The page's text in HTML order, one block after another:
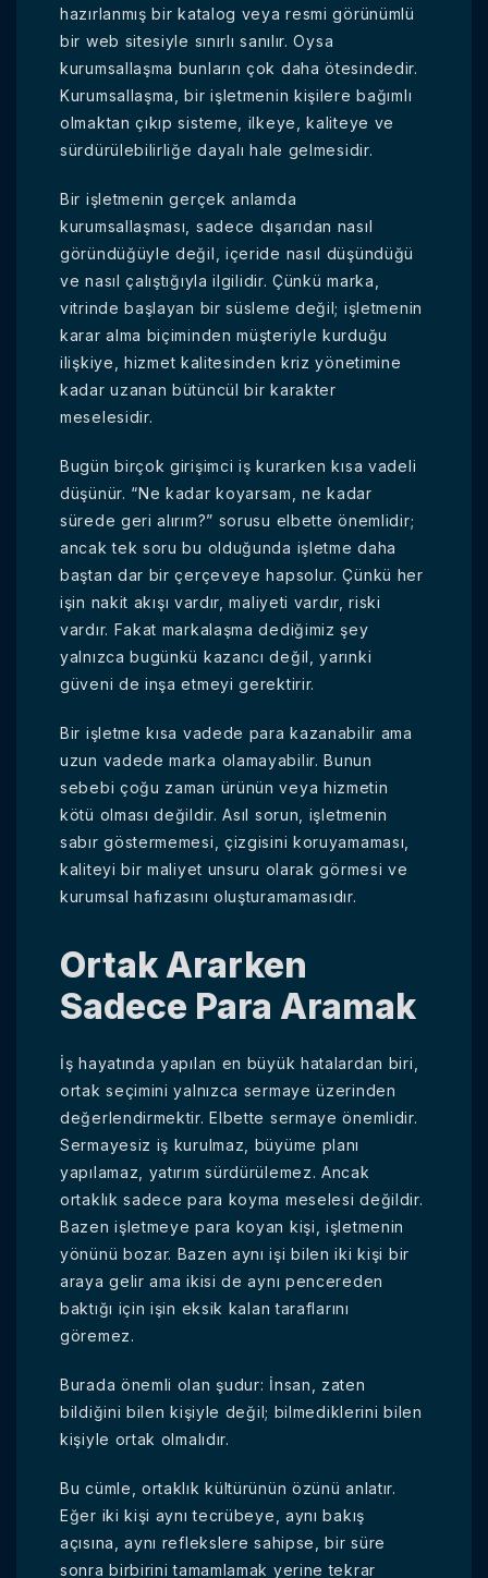
hazırlanmış bir katalog veya resmi görünümlü
bir web sitesiyle sınırlı sanılır. Oysa
kurumsallaşma bunların çok daha ötesindedir.
Kurumsallaşma, bir işletmenin kişilere bağımlı
olmaktan çıkıp sisteme, ilkeye, kaliteye ve
sürdürülebilirliğe dayalı hale gelmesidir.
Bir işletmenin gerçek anlamda
kurumsallaşması, sadece dışarıdan nasıl
göründüğüyle değil, içeride nasıl düşündüğü
ve nasıl çalıştığıyla ilgilidir. Çünkü marka,
vitrinde başlayan bir süsleme değil; işletmenin
karar alma biçiminden müşteriyle kurduğu
ilişkiye, hizmet kalitesinden kriz yönetimine
kadar uzanan bütüncül bir karakter
meselesidir.
Bugün birçok girişimci iş kurarken kısa vadeli
düşünür. “Ne kadar koyarsam, ne kadar
sürede geri alırım?” sorusu elbette önemlidir;
ancak tek soru bu olduğunda işletme daha
baştan dar bir çerçeveye hapsolur. Çünkü her
işin nakit akışı vardır, maliyeti vardır, riski
vardır. Fakat markalaşma dediğimiz şey
yalnızca bugünkü kazancı değil, yarınki
güveni de inşa etmeyi gerektirir.
Bir işletme kısa vadede para kazanabilir ama
uzun vadede marka olamayabilir. Bunun
sebebi çoğu zaman ürünün veya hizmetin
kötü olması değildir. Asıl sorun, işletmenin
sabır göstermemesi, çizgisini koruyamaması,
kaliteyi bir maliyet unsuru olarak görmesi ve
kurumsal hafızasını oluşturamamasıdır.
Ortak Ararken
Sadece Para Aramak
İş hayatında yapılan en büyük hatalardan biri,
ortak seçimini yalnızca sermaye üzerinden
değerlendirmektir. Elbette sermaye önemlidir.
Sermayesiz iş kurulmaz, büyüme planı
yapılamaz, yatırım sürdürülemez. Ancak
ortaklık sadece para koyma meselesi değildir.
Bazen işletmeye para koyan kişi, işletmenin
yönünü bozar. Bazen aynı işi bilen iki kişi bir
araya gelir ama ikisi de aynı pencereden
baktığı için işin eksik kalan taraflarını
göremez.
Burada önemli olan şudur: İnsan, zaten
bildiğini bilen kişiyle değil; bilmediklerini bilen
kişiyle ortak olmalıdır.
Bu cümle, ortaklık kültürünün özünü anlatır.
Eğer iki kişi aynı tecrübeye, aynı bakış
açısına, aynı reflekslere sahipse, bir süre
sonra birbirini tamamlamak yerine tekrar